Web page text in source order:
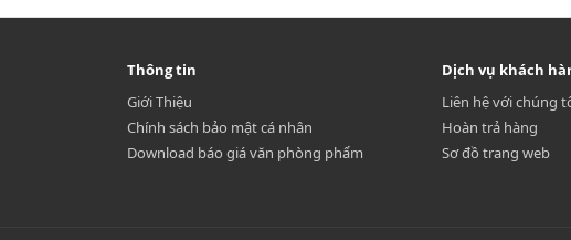
Thông tin
Giới Thiệu
Chính sách bảo mật cá nhân
Download báo giá văn phòng phẩm
Dịch vụ khách
Liên hệ với chúng
Hoàn trả hàng
Sơ đồ trang web